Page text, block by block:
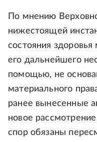
По мнению
нижестоящей
состояния
его дальнейшего
помощью, не
материального
ранее вынесенные
новое
спор обязаны